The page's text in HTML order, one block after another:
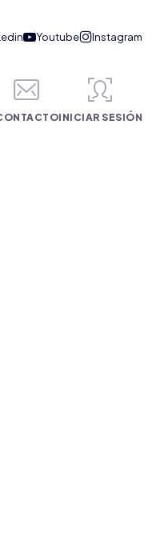
INICIAR SESIÓN